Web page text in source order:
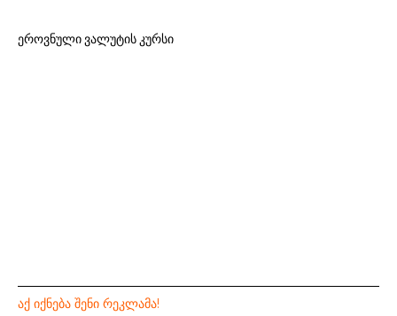
ეროვნული ვალუტის კურსი
ᲐᲥ ᲘᲥᲜᲔᲑᲐ ᲨᲔᲜᲘ ᲠᲔᲙᲚᲐᲛᲐ!